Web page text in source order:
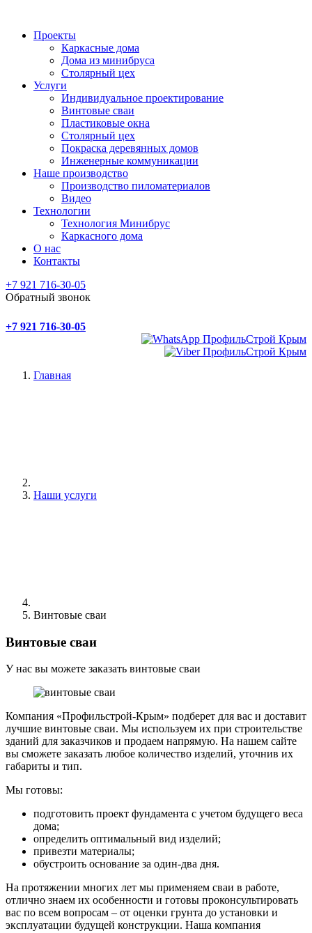
Проекты
Каркасные дома
Дома из минибруса
Столярный цех
Услуги
Индивидуальное проектирование
Винтовые сваи
Пластиковые окна
Столярный цех
Покраска деревянных домов
Инженерные коммуникации
Наше производство
Производство пиломатериалов
Видео
Технологии
Технология Минибрус
Каркасного дома
О нас
Контакты
+7 921 716-30-05
Обратный звонок
+7 921 716-30-05
Главная
Наши услуги
Винтовые сваи
Винтовые сваи
У нас вы можете заказать винтовые сваи
Компания «Профильстрой-Крым» подберет для вас и доставит
лучшие винтовые сваи. Мы используем их при строительстве
зданий для заказчиков и продаем напрямую. На нашем сайте
вы сможете заказать любое количество изделий, уточнив их
габариты и тип.
Мы готовы:
подготовить проект фундамента с учетом будущего веса
дома;
определить оптимальный вид изделий;
привезти материалы;
обустроить основание за один-два дня.
На протяжении многих лет мы применяем сваи в работе,
отлично знаем их особенности и готовы проконсультировать
вас по всем вопросам – от оценки грунта до установки и
эксплуатации будущей конструкции. Наша компания